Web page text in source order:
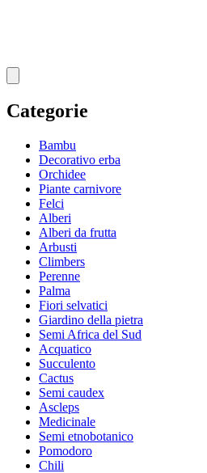
Categorie
Bambu
Decorativo erba
Orchidee
Piante carnivore
Felci
Alberi
Alberi da frutta
Arbusti
Climbers
Perenne
Palma
Fiori selvatici
Giardino della pietra
Semi Africa del Sud
Acquatico
Succulento
Cactus
Semi caudex
Ascleps
Medicinale
Semi etnobotanico
Pomodoro
Chili